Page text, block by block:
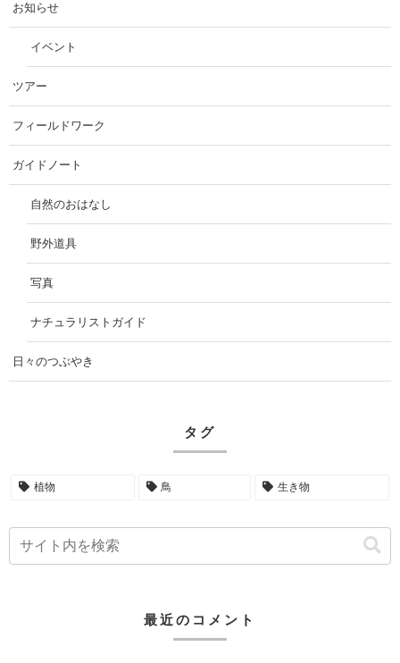
お知らせ
イベント
ツアー
フィールドワーク
ガイドノート
自然のおはなし
野外道具
写真
ナチュラリストガイド
日々のつぶやき
タグ
植物 鳥 生き物
最近のコメント